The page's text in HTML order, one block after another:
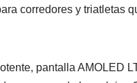
corredores y triatletas
pantalla AMOLED